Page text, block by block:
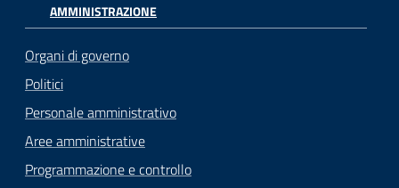
AMMINISTRAZIONE
Organi di governo
Politici
Personale amministrativo
Aree amministrative
Programmazione e controllo